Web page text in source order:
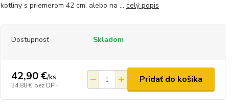
kotliny s priemerom 42 cm, alebo na ... celý popis
Dostupnosť Skladom
42,90 €/ks
34,88 € bez DPH
Pridať do košíka